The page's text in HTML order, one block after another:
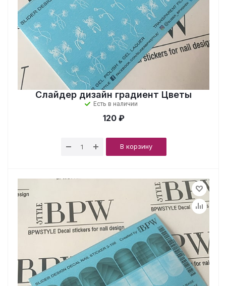
Слайдер дизайн градиент Цветы
Есть в наличии
120 ₽
В корзину